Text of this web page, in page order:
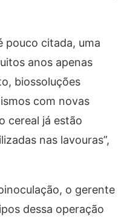
pouco citada, uma
anos apenas
biossoluções
com novas
cereal já estão
nas lavouras”,
o gerente
dessa operação